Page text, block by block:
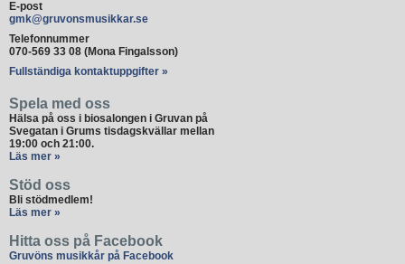
E-post
gmk@gruvonsmusikkar.se
Telefonnummer
070-569 33 08 (Mona Fingalsson)
Fullständiga kontaktuppgifter »
Spela med oss
Hälsa på oss i biosalongen i Gruvan på
Svegatan i Grums tisdagskvällar mellan
19:00 och 21:00.
Läs mer »
Stöd oss
Bli stödmedlem!
Läs mer »
Hitta oss på Facebook
Gruvöns musikkår på Facebook